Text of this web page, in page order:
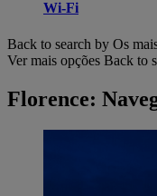
Wi-Fi
Back to search by Os
Ver mais opções Back to
Florence: